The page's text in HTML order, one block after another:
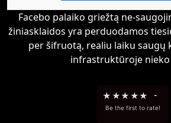
Facebo palaiko griežtą ne-
žiniasklaidos yra perduodamos
per šifruotą, realiu laiku saugų
infrastruktūroje nieko
★ ★★ ★★ -
Be the first to rate!